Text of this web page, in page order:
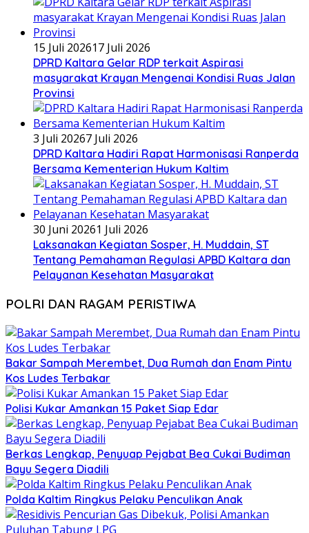
15 Juli 202617 Juli 2026
DPRD Kaltara Gelar RDP terkait Aspirasi
masyarakat Krayan Mengenai Kondisi Ruas Jalan
Provinsi
3 Juli 20267 Juli 2026
DPRD Kaltara Hadiri Rapat Harmonisasi Ranperda
Bersama Kementerian Hukum Kaltim
30 Juni 20261 Juli 2026
Laksanakan Kegiatan Sosper, H. Muddain, ST
Tentang Pemahaman Regulasi APBD Kaltara dan
Pelayanan Kesehatan Masyarakat
POLRI DAN RAGAM PERISTIWA
Bakar Sampah Merembet, Dua Rumah dan Enam Pintu
Kos Ludes Terbakar
Polisi Kukar Amankan 15 Paket Siap Edar
Berkas Lengkap, Penyuap Pejabat Bea Cukai Budiman
Bayu Segera Diadili
Polda Kaltim Ringkus Pelaku Penculikan Anak